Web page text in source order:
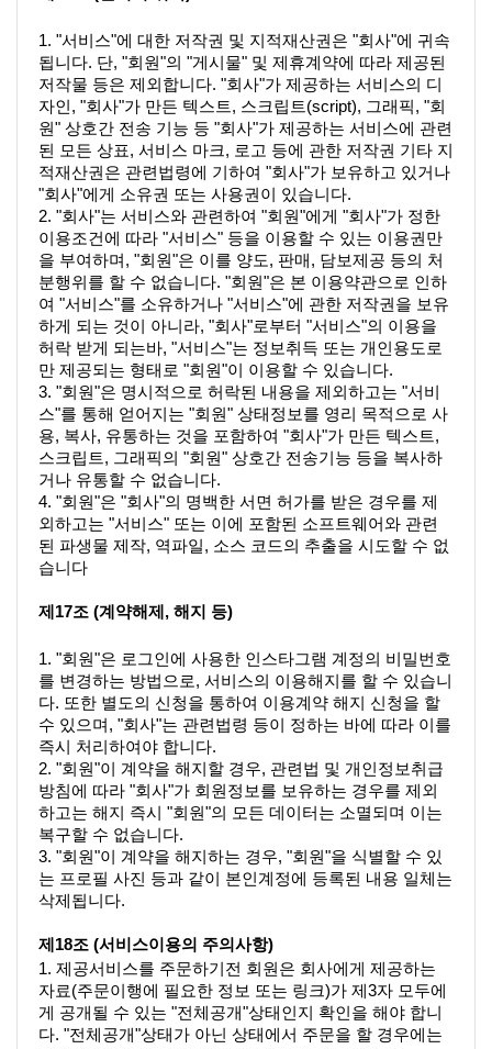
1. "서비스"에 대한 저작권 및 지적재산권은 "회사"에 귀속
됩니다. 단, "회원"의 "게시물" 및 제휴계약에 따라 제공된
저작물 등은 제외합니다. "회사"가 제공하는 서비스의 디
자인, "회사"가 만든 텍스트, 스크립트(script), 그래픽, "회
원" 상호간 전송 기능 등 "회사"가 제공하는 서비스에 관련
된 모든 상표, 서비스 마크, 로고 등에 관한 저작권 기타 지
적재산권은 관련법령에 기하여 "회사"가 보유하고 있거나
"회사"에게 소유권 또는 사용권이 있습니다.
2. "회사"는 서비스와 관련하여 "회원"에게 "회사"가 정한
이용조건에 따라 "서비스" 등을 이용할 수 있는 이용권만
을 부여하며, "회원"은 이를 양도, 판매, 담보제공 등의 처
분행위를 할 수 없습니다. "회원"은 본 이용약관으로 인하
여 "서비스"를 소유하거나 "서비스"에 관한 저작권을 보유
하게 되는 것이 아니라, "회사"로부터 "서비스"의 이용을
허락 받게 되는바, "서비스"는 정보취득 또는 개인용도로
만 제공되는 형태로 "회원"이 이용할 수 있습니다.
3. "회원"은 명시적으로 허락된 내용을 제외하고는 "서비
스"를 통해 얻어지는 "회원" 상태정보를 영리 목적으로 사
용, 복사, 유통하는 것을 포함하여 "회사"가 만든 텍스트,
스크립트, 그래픽의 "회원" 상호간 전송기능 등을 복사하
거나 유통할 수 없습니다.
4. "회원"은 "회사"의 명백한 서면 허가를 받은 경우를 제
외하고는 "서비스" 또는 이에 포함된 소프트웨어와 관련
된 파생물 제작, 역파일, 소스 코드의 추출을 시도할 수 없
습니다
제17조 (계약해제, 해지 등)
1. "회원"은 로그인에 사용한 인스타그램 계정의 비밀번호
를 변경하는 방법으로, 서비스의 이용해지를 할 수 있습니
다. 또한 별도의 신청을 통하여 이용계약 해지 신청을 할
수 있으며, "회사"는 관련법령 등이 정하는 바에 따라 이를
즉시 처리하여야 합니다.
2. "회원"이 계약을 해지할 경우, 관련법 및 개인정보취급
방침에 따라 "회사"가 회원정보를 보유하는 경우를 제외
하고는 해지 즉시 "회원"의 모든 데이터는 소멸되며 이는
복구할 수 없습니다.
3. "회원"이 계약을 해지하는 경우, "회원"을 식별할 수 있
는 프로필 사진 등과 같이 본인계정에 등록된 내용 일체는
삭제됩니다.
제18조 (서비스이용의 주의사항)
1. 제공서비스를 주문하기전 회원은 회사에게 제공하는
자료(주문이행에 필요한 정보 또는 링크)가 제3자 모두에
게 공개될 수 있는 "전체공개"상태인지 확인을 해야 합니
다. "전체공개"상태가 아닌 상태에서 주문을 할 경우에는